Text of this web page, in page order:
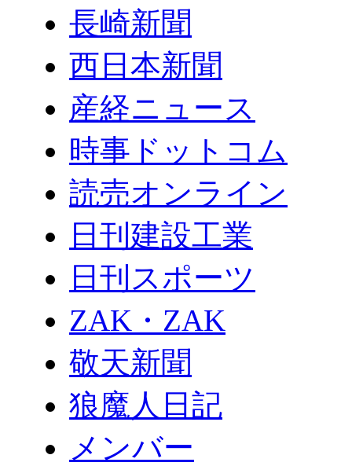
長崎新聞
西日本新聞
産経ニュース
時事ドットコム
読売オンライン
日刊建設工業
日刊スポーツ
ZAK・ZAK
敬天新聞
狼魔人日記
メンバー